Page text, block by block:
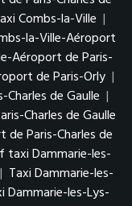
Combs-la-Ville |
la-Ville-Aéroport
Aéroport de Paris-
de Paris-Orly |
de Gaulle |
Charles de Gaulle
Paris-Charles de
taxi Dammarie-les-
| Taxi Dammarie-les-
Dammarie-les-Lys-